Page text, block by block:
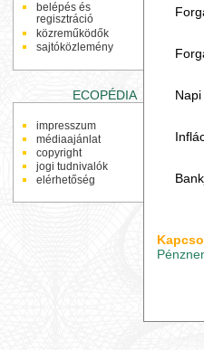
belépés és
regisztráció
közreműködők
sajtóközlemény
ECOPÉDIA
impresszum
médiaajánlat
copyright
jogi tudnivalók
elérhetőség